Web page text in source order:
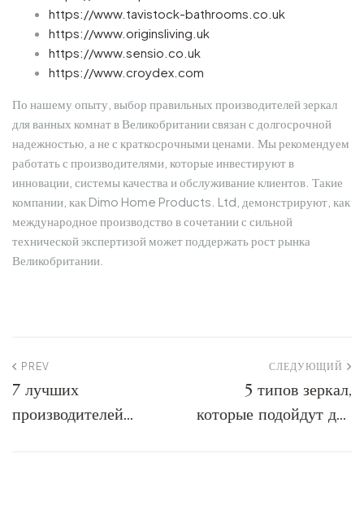
https://www.tavistock-bathrooms.co.uk
https://www.originsliving.uk
https://www.sensio.co.uk
https://www.croydex.com
По нашему опыту, выбор правильных производителей зеркал
для ванных комнат в Великобритании связан с долгосрочной
надежностью, а не с краткосрочными ценами. Мы рекомендуем
работать с производителями, которые инвестируют в
инновации, системы качества и обслуживание клиентов. Такие
компании, как Dimo Home Products. Ltd, демонстрируют, как
международное производство в сочетании с сильной
технической экспертизой может поддержать рост рынка
Великобритании.
PREV
7 лучших
производителей
СЛЕДУЮЩИЙ
5 типов зеркал,
которые подойдут для